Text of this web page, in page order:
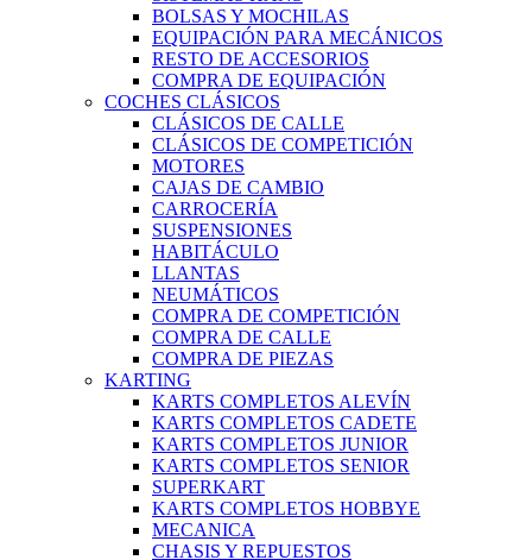
BOLSAS Y MOCHILAS
EQUIPACIÓN PARA MECÁNICOS
RESTO DE ACCESORIOS
COMPRA DE EQUIPACIÓN
COCHES CLÁSICOS
CLÁSICOS DE CALLE
CLÁSICOS DE COMPETICIÓN
MOTORES
CAJAS DE CAMBIO
CARROCERÍA
SUSPENSIONES
HABITÁCULO
LLANTAS
NEUMÁTICOS
COMPRA DE COMPETICIÓN
COMPRA DE CALLE
COMPRA DE PIEZAS
KARTING
KARTS COMPLETOS ALEVÍN
KARTS COMPLETOS CADETE
KARTS COMPLETOS JUNIOR
KARTS COMPLETOS SENIOR
SUPERKART
KARTS COMPLETOS HOBBYE
MECANICA
CHASIS Y REPUESTOS